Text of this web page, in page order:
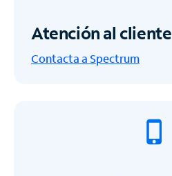
Atención al cliente
Contacta a Spectrum